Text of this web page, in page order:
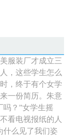
读最新章节列
琛）
首页
服装厂才成立三
，这些学生怎么
，终于有个女学
一份简历。朱意
吗？”女学生摇
看电视报纸的人
什么见了我们姿